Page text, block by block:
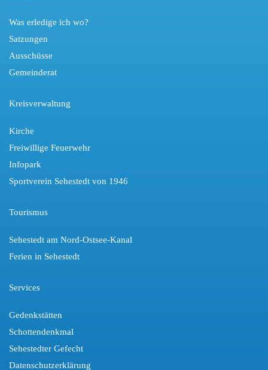
Was erledige ich wo?
Satzungen
Ausschüsse
Gemeinderat
Kreisverwaltung
Kirche
Freiwillige Feuerwehr
Infopark
Sportverein Sehestedt von 1946
Tourismus
Sehestedt am Nord-Ostsee-Kanal
Ferien in Sehestedt
Services
Gedenkstätten
Schottendenkmal
Sehestedter Gefecht
Datenschutzerklärung